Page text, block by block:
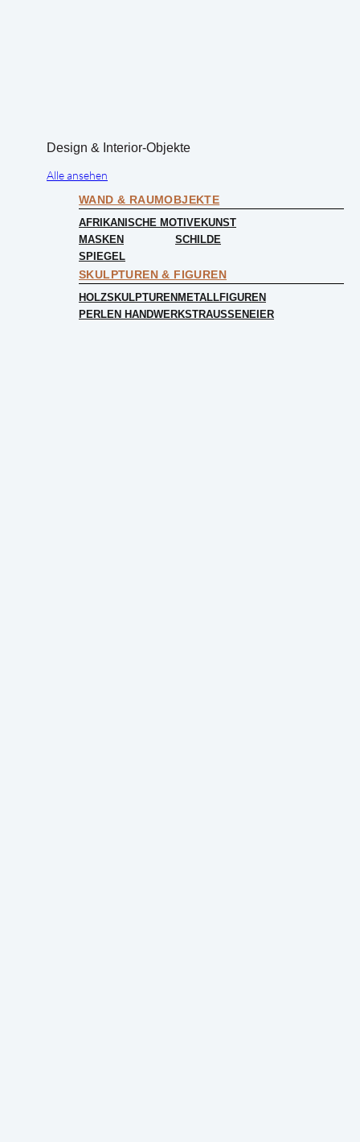
Design & Interior-Objekte
Alle ansehen
WAND & RAUMOBJEKTE
AFRIKANISCHE MOTIVEKUNST
MASKEN
SCHILDE
SPIEGEL
SKULPTUREN & FIGUREN
HOLZSKULPTURENMETALLFIGUREN
PERLEN HANDWERKSTRAUSSENEIER